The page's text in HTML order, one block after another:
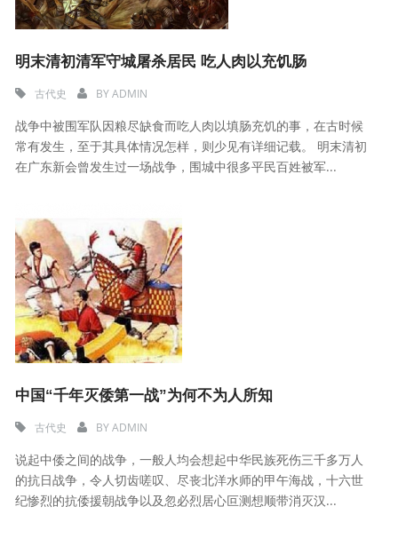
明末清初清军守城屠杀居民 吃人肉以充饥肠
古代史 BYADMIN
战争中被围军队因粮尽缺食而吃人肉以填肠充饥的事，在古时候
常有发生，至于其具体情况怎样，则少见有详细记载。 明末清初
在广东新会曾发生过一场战争，围城中很多平民百姓被军...
中国“千年灭倭第一战”为何不为人所知
古代史 BYADMIN
说起中倭之间的战争，一般人均会想起中华民族死伤三千多万人
的抗日战争，令人切齿嗟叹、尽丧北洋水师的甲午海战，十六世
纪惨烈的抗倭援朝战争以及忽必烈居心叵测想顺带消灭汉...